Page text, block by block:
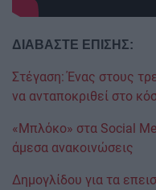
ΔΙΑΒΑΣΤΕ ΕΠΙΣΗΣ:
Στέγαση: Ένας στους
να ανταποκριθεί στο
«Μπλόκο» στα Social
άμεσα ανακοινώσεις
Δημογλίδου για τα